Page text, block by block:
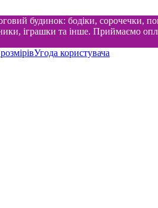
будинок: бодіки, сорочечки,
іграшки та інше. Приймаємо
Угода користувача